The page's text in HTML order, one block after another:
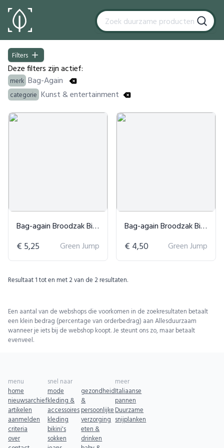
Filters
Filters
Deze filters zijn actief:
merk Bag-Again
categorie Kunst & entertainment
Products
Bag-again Broodzak Biologisch Katoen
€ 5,25 Green Jump
Bag-again Broodzak Biologisch Katoen
€ 4,50 Green Jump
Resultaat 1tot en met 2 van de 2 resultaten.
Een aantal van de webshops die voorkomen in de zoekresultaten betaalt
een klein bedrag (percentage van orderbedrag) aan Allesduurzaam
wanneer je iets bij de webshop koopt. Je steunt ons zo, maar betaalt
evenveel.
menu
home
nieuwsarchief
artikelen
aanmelden
criteria
over
snel naar
mode
kleding &
accessoires
kleding
bikini's
sokken
gezondheid
&
persoonlijke
verzorging
eten &
drinken
meer
Italiaanse
pannen
Duurzame
snijplanken